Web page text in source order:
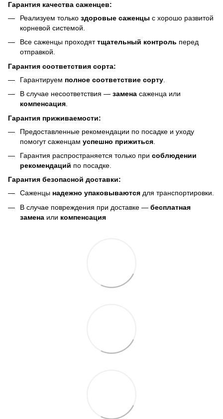
Гарантия качества саженцев:
Реализуем только здоровые саженцы с хорошо развитой
корневой системой.
Все саженцы проходяттщательный контроль перед
отправкой.
Гарантия соответствия сорта:
Гарантируем полное соответствие сорту
В случае несоответствия — замена саженца или
компенсация.
Гарантия приживаемости:
Предоставленные рекомендации по посадке и уходу
помогут саженцам успешно прижиться
Гарантия распространяется только при соблюдении
рекомендаций по посадке.
Гарантия безопасной доставки:
Саженцы надежно упаковываются для транспортировки.
В случае повреждения при доставке — бесплатная
замена или компенсация